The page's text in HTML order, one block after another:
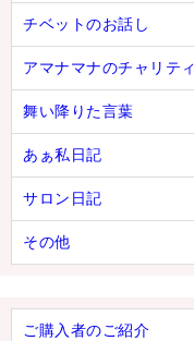
チベットのお話し
アマナマナのチャリティ
舞い降りた言葉
あぁ私日記
サロン日記
その他
ご購入者のご紹介